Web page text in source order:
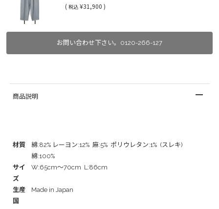
( 税込 ¥31,900 )
お問い合わせ下さい。0120-266-127
商品説明
材質
綿:82% レーヨン:12% 麻:5% ポリウレタン:1% (スレキ)
綿:100%
サイ
ズ
W:65cm～70cm L:86cm
生産
国
Made in Japan